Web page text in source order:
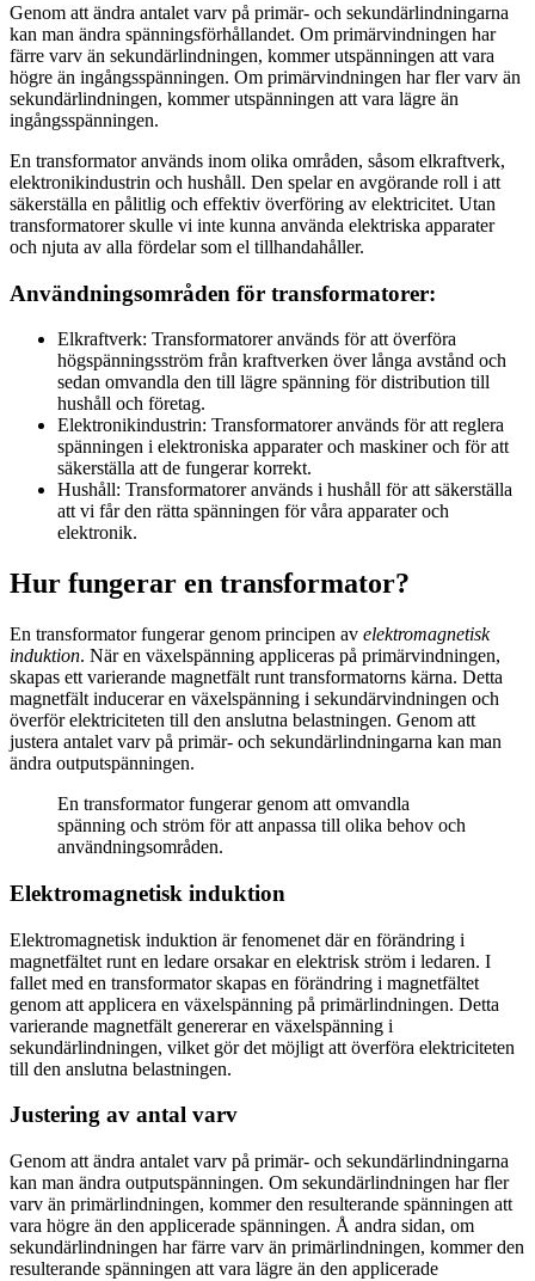
Genom att ändra antalet varv på primär- och sekundärlindningarna
kan man ändra spänningsförhållandet. Om primärvindningen har
färre varv än sekundärlindningen, kommer utspänningen att vara
högre än ingångsspänningen. Om primärvindningen har fler varv än
sekundärlindningen, kommer utspänningen att vara lägre än
ingångsspänningen.
En transformator används inom olika områden, såsom elkraftverk,
elektronikindustrin och hushåll. Den spelar en avgörande roll i att
säkerställa en pålitlig och effektiv överföring av elektricitet. Utan
transformatorer skulle vi inte kunna använda elektriska apparater
och njuta av alla fördelar som el tillhandahåller.
Användningsområden för transformatorer:
Elkraftverk: Transformatorer används för att överföra
högspänningsström från kraftverken över långa avstånd och
sedan omvandla den till lägre spänning för distribution till
hushåll och företag.
Elektronikindustrin: Transformatorer används för att reglera
spänningen i elektroniska apparater och maskiner och för att
säkerställa att de fungerar korrekt.
Hushåll: Transformatorer används i hushåll för att säkerställa
att vi får den rätta spänningen för våra apparater och
elektronik.
Hur fungerar en transformator?
En transformator fungerar genom principen av elektromagnetisk
induktion. När en växelspänning appliceras på primärvindningen,
skapas ett varierande magnetfält runt transformatorns kärna. Detta
magnetfält inducerar en växelspänning i sekundärvindningen och
överför elektriciteten till den anslutna belastningen. Genom att
justera antalet varv på primär- och sekundärlindningarna kan man
ändra outputspänningen.
En transformator fungerar genom att omvandla
spänning och ström för att anpassa till olika behov och
användningsområden.
Elektromagnetisk induktion
Elektromagnetisk induktion är fenomenet där en förändring i
magnetfältet runt en ledare orsakar en elektrisk ström i ledaren. I
fallet med en transformator skapas en förändring i magnetfältet
genom att applicera en växelspänning på primärlindningen. Detta
varierande magnetfält genererar en växelspänning i
sekundärlindningen, vilket gör det möjligt att överföra elektriciteten
till den anslutna belastningen.
Justering av antal varv
Genom att ändra antalet varv på primär- och sekundärlindningarna
kan man ändra outputspänningen. Om sekundärlindningen har fler
varv än primärlindningen, kommer den resulterande spänningen att
vara högre än den applicerade spänningen. Å andra sidan, om
sekundärlindningen har färre varv än primärlindningen, kommer den
resulterande spänningen att vara lägre än den applicerade